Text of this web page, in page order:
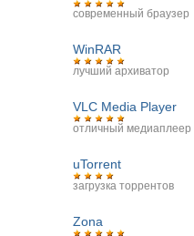
современный браузер
WinRAR
лучший архиватор
VLC Media Player
отличный медиаплеер
uTorrent
загрузка торрентов
Zona